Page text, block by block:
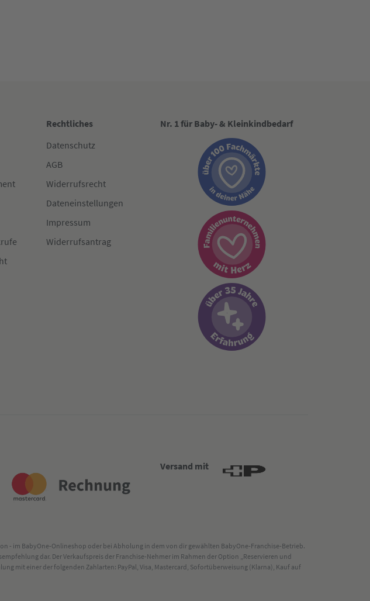
Rechtliches
Datenschutz
AGB
Widerrufsrecht
Dateneinstellungen
Impressum
Widerrufsantrag
Nr. 1 für Baby- & Kleinkindbedarf
Versand mit
- im BabyOne-Onlineshop oder bei Abholung in dem von dir gewählten BabyOne-Franchise-Betrieb.
dar. Der Verkaufspreis der Franchise-Nehmer im Rahmen der Option „Reservieren und
mit einer der folgenden Zahlarten: PayPal, Visa, Mastercard, Sofortüberweisung (Klarna), Kauf auf